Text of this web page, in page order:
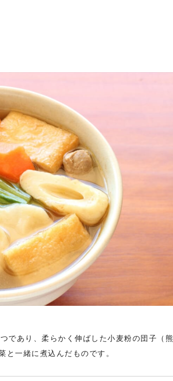
であり、柔らかく伸ばした小麦粉の団子（熊
と一緒に煮込んだものです。